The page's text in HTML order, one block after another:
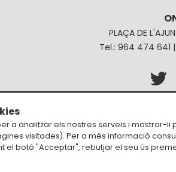
PLAÇA DE
Tel.: 964 474 641
Avís legal
a analitzar els nostres serveis i
visitades). Per a més informació
el botó "Acceptar", rebutjar el seu ús